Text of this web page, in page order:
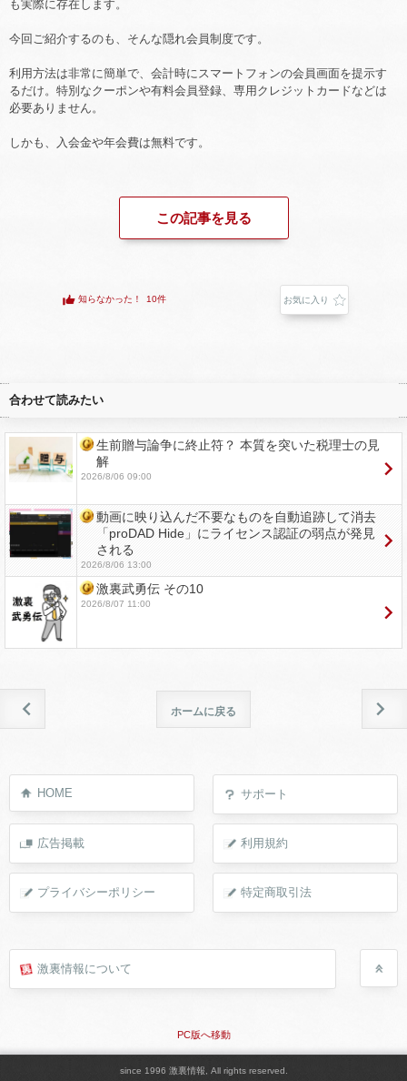
も実際に存在します。
今回ご紹介するのも、そんな隠れ会員制度です。
利用方法は非常に簡単で、会計時にスマートフォンの会員画面を提示す
るだけ。特別なクーポンや有料会員登録、専用クレジットカードなどは
必要ありません。
しかも、入会金や年会費は無料です。
この記事を見る
知らなかった！ 10件 お気に入り
合わせて読みたい
生前贈与論争に終止符？ 本質を突いた税理士の見
解
2026/8/06 09:00
動画に映り込んだ不要なものを自動追跡して消去
「proDAD Hide」にライセンス認証の弱点が発見
される
2026/8/06 13:00
激裏武勇伝 その10
2026/8/07 11:00
ホームに戻る
HOME サポート
広告掲載 利用規約
プライバシーポリシー 特定商取引法
激裏情報について
PC版へ移動
since 1996 激裏情報, All rights reserved.